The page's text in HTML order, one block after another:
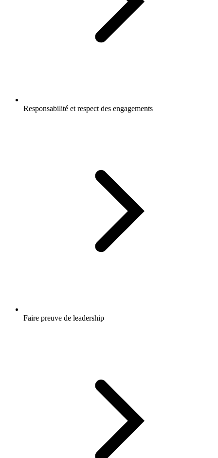
Responsabilité et respect des engagements
Faire preuve de leadership